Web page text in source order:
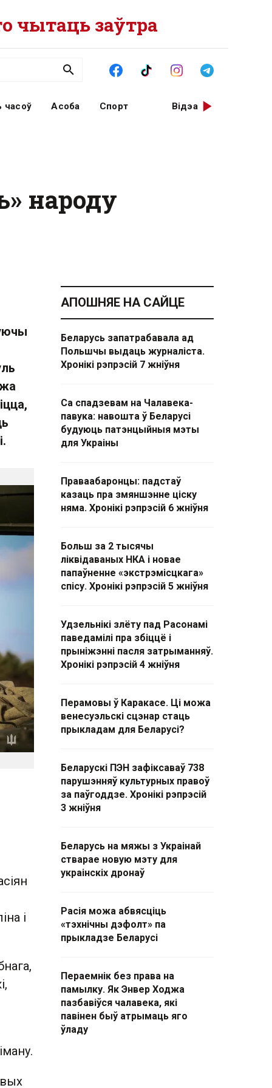
чытаць заўтра
часоў Асоба Спорт Відэа
народу
і
АПОШНЯЕ НА САЙЦЕ
Беларусь запатрабавала ад
Польшчы выдаць журналіста.
Хронікі рэпрэсій 7 жніўня
Са спадзевам на Чалавека-
павука: навошта ў Беларусі
будуюць патэнцыйныя мэты
для Украіны
Праваабаронцы: падстаў
казаць пра змяншэнне ціску
няма. Хронікі рэпрэсій 6 жніўня
Больш за 2 тысячы
ліквідаваных НКА і новае
папаўненне «экстрэмісцкага»
спісу. Хронікі рэпрэсій 5 жніўня
Удзельнікі злёту пад Расонамі
паведамілі пра збіццё і
прыніжэнні пасля затрыманняў.
Хронікі рэпрэсій 4 жніўня
Перамовы ў Каракасе. Ці можа
венесуэльскі сцэнар стаць
прыкладам для Беларусі?
Беларускі ПЭН зафіксаваў 738
парушэнняў культурных правоў
за паўгоддзе. Хронікі рэпрэсій
3 жніўня
Беларусь на мяжы з Украінай
стварае новую мэту для
украінскіх дронаў
Расія можа абвясціць
«тэхнічны дэфолт» па
прыкладзе Беларусі
Пераемнік без права на
памылку. Як Энвер Ходжа
пазбавіўся чалавека, які
павінен быў атрымаць яго
ўладу